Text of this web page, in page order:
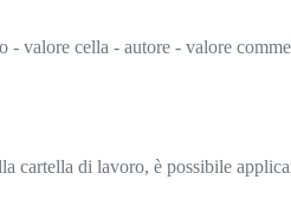
valore cella - autore - valore
di lavoro, è possibile